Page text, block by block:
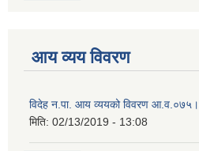
आय व्यय विवरण
विदेह न.पा. आय व्ययको विवरण
मिति: 02/13/2019 - 13:08